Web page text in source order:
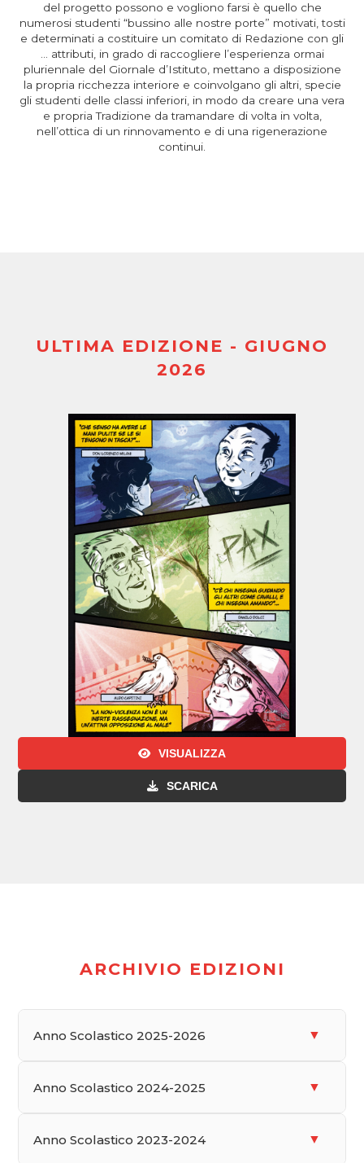
del progetto possono e vogliono farsi è quello che
numerosi studenti “bussino alle nostre porte” motivati, tosti
e determinati a costituire un comitato di Redazione con gli
… attributi, in grado di raccogliere l’esperienza ormai
pluriennale del Giornale d’Istituto, mettano a disposizione
la propria ricchezza interiore e coinvolgano gli altri, specie
gli studenti delle classi inferiori, in modo da creare una vera
e propria Tradizione da tramandare di volta in volta,
nell’ottica di un rinnovamento e di una rigenerazione
continui.
ULTIMA EDIZIONE - GIUGNO
2026
VISUALIZZA
SCARICA
ARCHIVIO EDIZIONI
Anno Scolastico 2025-2026 ▼
Giugno 2026
SCARICA
Anno Scolastico 2024-2025 ▼
Giugno 2025
Anno Scolastico 2023-2024 ▼